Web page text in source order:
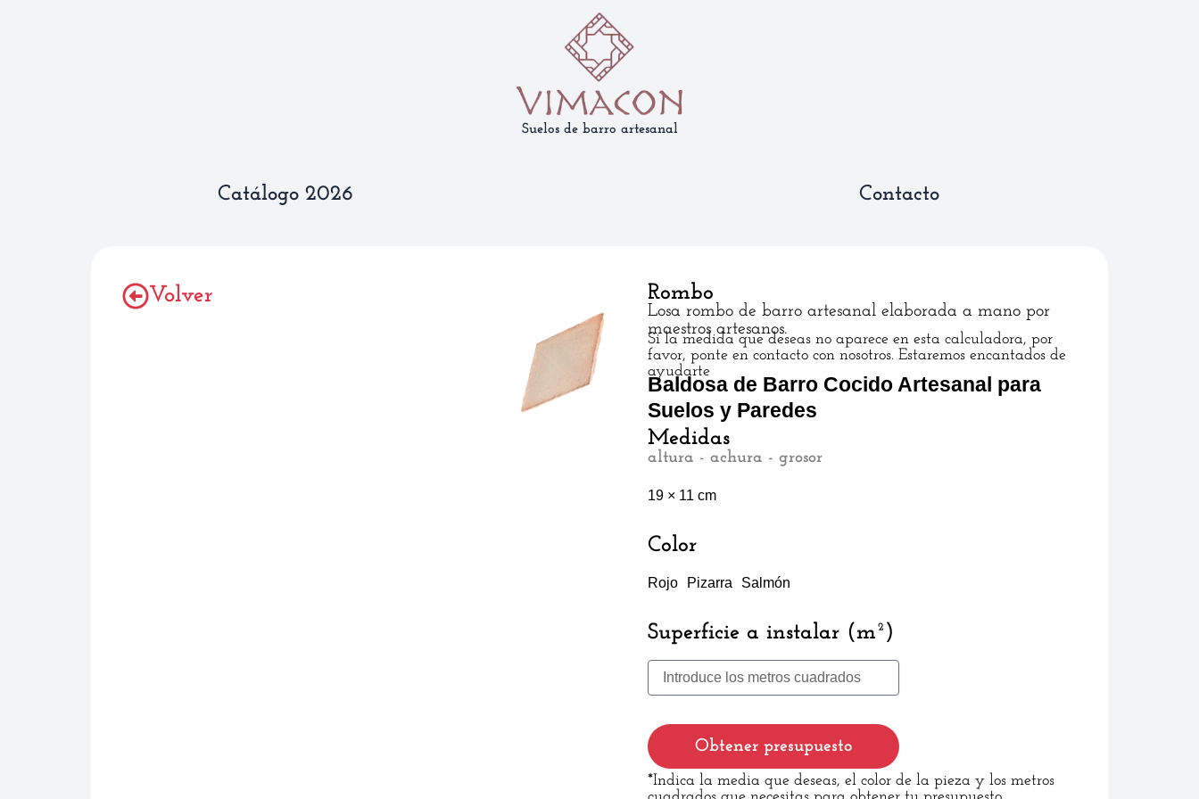
Suelos de barro artesanal
Catálogo 2026 Contacto
Volver Rombo
Losa rombo de barro artesanal elaborada a mano por
maestros artesanos.
Si la medida que deseas no aparece en esta calculadora, por
favor, ponte en contacto con nosotros. Estaremos encantados de
ayudarte
Baldosa de Barro Cocido Artesanal para
Suelos y Paredes
Medidas
altura - achura - grosor
19 × 11 cm
Color
Rojo Pizarra Salmón
Superficie a instalar (m²)
Obtener presupuesto
*Indica la media que deseas, el color de la pieza y los metros